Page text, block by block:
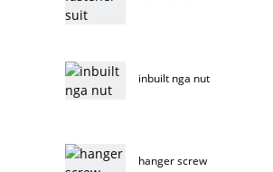
inbuilt nga nut
hanger screw